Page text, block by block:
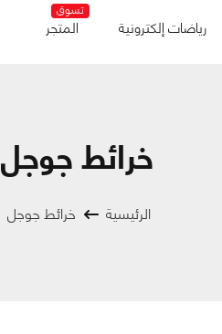
رياضات إلكترونية
تسوق
المتجر
خرائط جوجل
الرئيسية خرائط جوجل